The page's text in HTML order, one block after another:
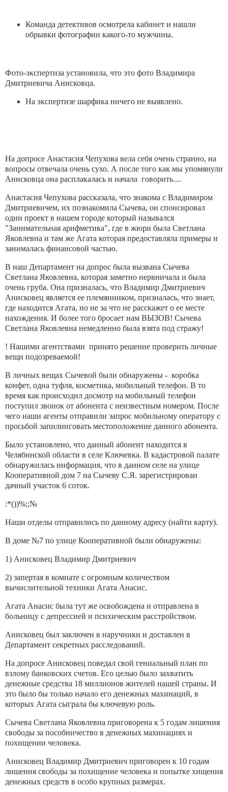
Команда детективов осмотрела кабинет и нашли
обрывки фотографии какого-то мужчины.
Фото-экспертиза установила, что это фото Владимира
Дмитриевича Анисковца.
На экспертизе шарфика ничего не выявлено.
На допросе Анастасия Чепухова вела себя очень странно, на
вопросы отвечала очень сухо. А после того как мы упомянули
Анисковца она расплакалась и начала говорить....
Анастасия Чепухова рассказала, что знакома с Владимиром
Дмитриевичем, их познакомила Сычева, он спонсировал
один проект в нашем городе который назывался
"Занимательная арифметика", где в жюри была Светлана
Яковлевна и там же Агата которая предоставляла примеры и
занималась финансовой частью.
В наш Департамент на допрос была вызвана Сычева
Светлана Яковлевна, которая заметно нервничала и была
очень груба. Она призналась, что Владимир Дмитриевич
Анисковец является ее племянником, призналась, что знает,
где находится Агата, но не за что не расскажет о ее месте
нахождения. И более того бросает нам ВЫЗОВ! Сычева
Светлана Яковлевна немедленно была взята под стражу!
! Нашими агентствами принято решение проверить личные
вещи подозреваемой!
В личных вещах Сычевой были обнаружены - коробка
конфет, одна туфля, косметика, мобильный телефон. В то
время как происходил досмотр на мобильный телефон
поступил звонок от абонента с неизвестным номером. После
чего наши агенты отправили запрос мобильному оператору с
просьбой запилинговать местоположение данного абонента.
Было установлено, что данный абонент находится в
Челябинской области в селе Ключевка. В кадастровой палате
обнаружилась информация, что в данном селе на улице
Кооперативной дом 7 на Сычеву С.Я. зарегистрирован
дачный участок 6 соток.
:*())%;;№
Наши отделы отправились по данному адресу (найти карту).
В доме №7 по улице Кооперативной были обнаружены:
1) Анисковец Владимир Дмитриевич
2) запертая в комнате с огромным количеством
вычислительной техники Агата Анасис.
Агата Анасис была тут же освобождена и отправлена в
больницу с депрессией и психическим расстройством.
Анисковец был заключен в наручники и доставлен в
Департамент секретных расследований.
На допросе Анисковец поведал свой гениальный план по
взлому банковских счетов. Его целью было захватить
денежные средства 18 миллионов жителей нашей страны. И
это было бы только начало его денежных махинаций, в
которых Агата сыграла бы ключевую роль.
Сычева Светлана Яковлевна приговорена к 5 годам лишения
свободы за пособничество в денежных махинациях и
похищении человека.
Анисковец Владимир Дмитриевич приговорен к 10 годам
лишения свободы за похищение человека и попытке хищения
денежных средств в особо крупных размерах.